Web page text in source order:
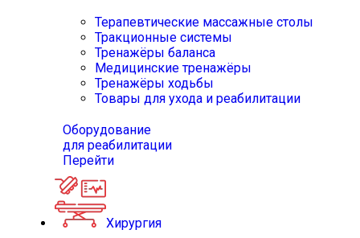
Терапевтические массажные столы
Тракционные системы
Тренажёры баланса
Медицинские тренажёры
Тренажёры ходьбы
Товары для ухода и реабилитации
Оборудование
для реабилитации
Перейти
Хирургия